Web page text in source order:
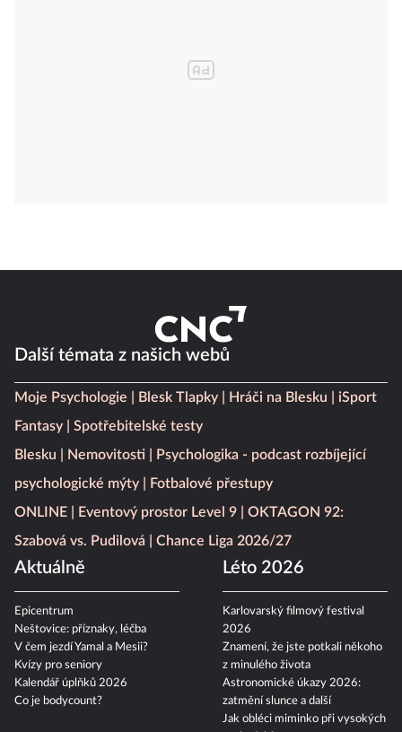
Další témata z našich webů
Moje Psychologie Blesk Tlapky Hráči na Blesku
iSport
Fantasy
Spotřebitelské testy
Blesku
Nemovitosti
Psychologika - podcast rozbíjející
psychologické mýty
Fotbalové přestupy
ONLINE
Eventový prostor Level 9
OKTAGON 92:
Szabová vs. Pudilová
Chance Liga 2026/27
Aktuálně
Epicentrum
Neštovice: příznaky, léčba
V čem jezdí Yamal a Mesii?
Kvízy pro seniory
Kalendář úplňků 2026
Co je bodycount?
Léto 2026
Karlovarský filmový festival
2026
Znamení, že jste potkali někoho
z minulého života
Astronomické úkazy 2026:
zatmění slunce a další
Jak obléci miminko při vysokých